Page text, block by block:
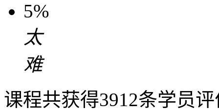
5%
太
难
课程共获得3912条学员